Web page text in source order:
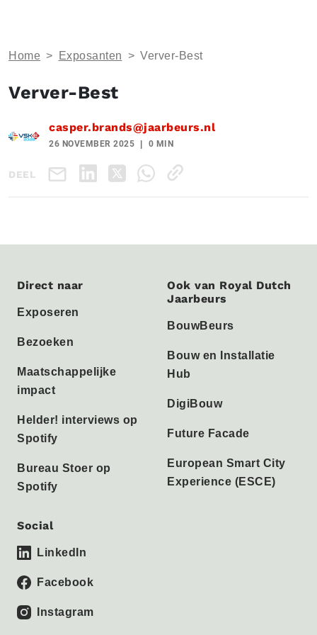
Home > Exposanten > Verver-Best
Verver-Best
casper.brands@jaarbeurs.nl
26 NOVEMBER 2025 0 MIN
DEEL
Direct naar
Exposeren
Bezoeken
Maatschappelijke
impact
Helder! interviews op
Spotify
Bureau Stoer op
Spotify
Ook van Royal Dutch
Jaarbeurs
BouwBeurs
Bouw en Installatie
Hub
DigiBouw
Future Facade
European Smart City
Experience (ESCE)
Social
LinkedIn
Facebook
Instagram